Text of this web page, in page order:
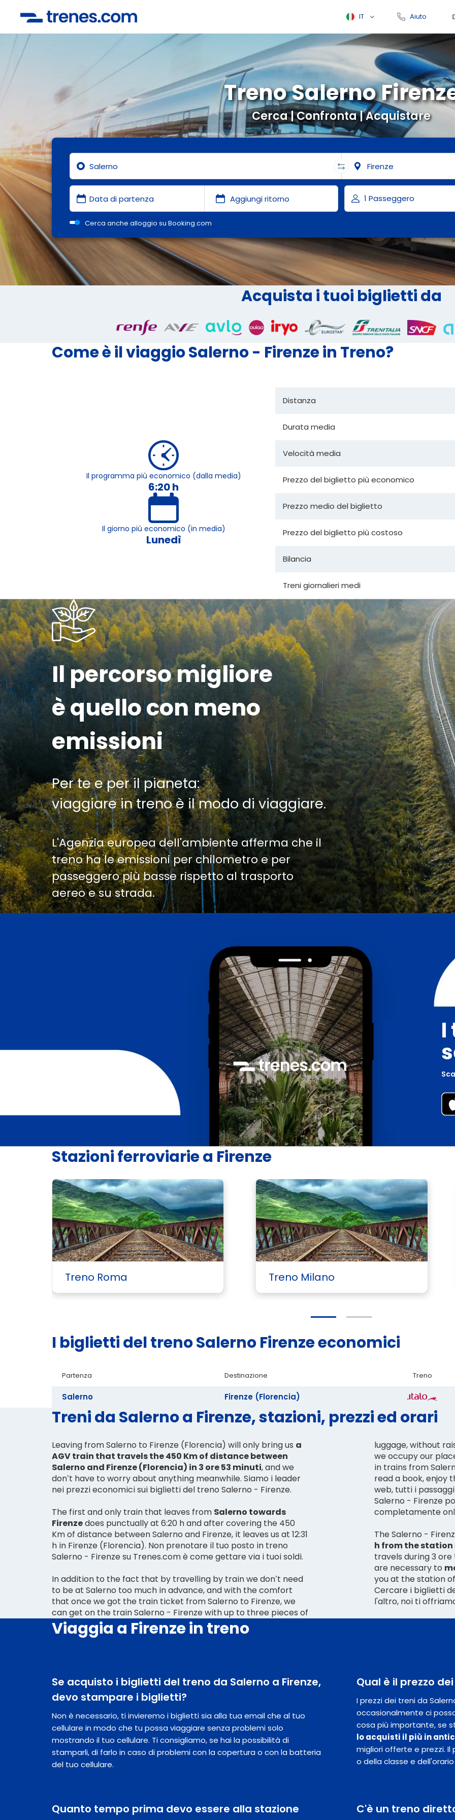
IT Aiuto
Cerca | Confronta | Acquistare
Treno Salerno
Cerca anche alloggio su Booking.com
Acquista i tuoi biglietti da
Come è il viaggio Salerno - Firenze in Treno?
Il programma più economico (dalla media)
6:20 h
Il giorno più economico (in media)
Lunedì
Distanza
Durata media
Velocità media
Prezzo del biglietto più economico
Prezzo medio del biglietto
Prezzo del biglietto più costoso
Bilancia
Treni giornalieri medi
Il percorso migliore
è quello con meno
emissioni
Per te e per il pianeta:
viaggiare in treno è il modo di viaggiare.
L'Agenzia europea dell'ambiente afferma che il
treno ha le emissioni per chilometro e per
passeggero più basse rispetto al trasporto
aereo e su strada.
I
Stazioni ferroviarie a Firenze
Treno Roma Treno Milano
I biglietti del treno Salerno Firenze economici
Partenza Destinazione Treno
Salerno Firenze (Florencia)
Treni da Salerno a Firenze, stazioni, prezzi ed orari
Leaving from Salerno to Firenze (Florencia) will only bring us a
AGV train that travels the 450 Km of distance between
Salerno and Firenze (Florencia) in 3 ore 53 minuti, and we
don’t have to worry about anything meanwhile. Siamo i leader
nei prezzi economici sui biglietti del treno Salerno - Firenze.
The first and only train that leaves from Salerno towards
Firenzedoes punctually at 6:20 h and after covering the 450
Km of distance between Salerno and Firenze, it leaves us at 12:31
h in Firenze (Florencia). Non prenotare il tuo posto in treno
Salerno - Firenze su Trenes.com è come gettare via i tuoi soldi.
In addition to the fact that by travelling by train we don’t need
to be at Salerno too much in advance, and with the comfort
that once we got the train ticket from Salerno to Firenze, we
can get on the train Salerno - Firenze with up to three pieces of
luggage, without
we occupy our
in trains from
read a book, enjoy
web, tutti i
Salerno - Firenze
completamente
The Salerno -
h from the station
travels during 3
are necessary to
you at the station
Cercare i biglietti
l'altro, noi ti
Viaggia a Firenze in treno
Se acquisto i biglietti del treno da Salerno a Firenze,
devo stampare i biglietti?
Non è necessario, ti invieremo i biglietti sia alla tua email che al tuo
cellulare in modo che tu possa viaggiare senza problemi solo
mostrando il tuo cellulare. Ti consigliamo, se hai la possibilità di
stamparli, di farlo in caso di problemi con la copertura o con la batteria
del tuo cellulare.
Qual è il prezzo
I prezzi dei treni da
occasionalmente ci
cosa più importante, se
lo acquisti il ​​più in
migliori offerte e prezzi.
o della classe e
Quanto tempo prima devo essere alla stazione
C'è un treno